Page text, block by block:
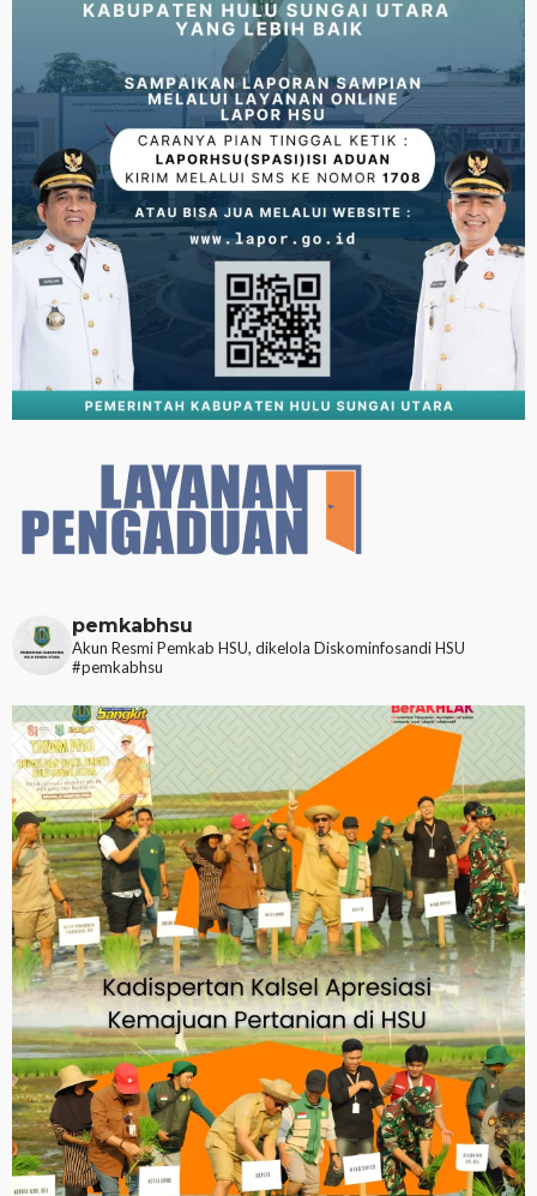
pemkabhsu
Akun Resmi Pemkab HSU, dikelola Diskominfosandi HSU
#pemkabhsu